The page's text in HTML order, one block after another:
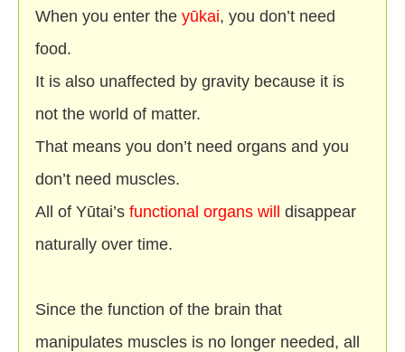
When you enter the yūkai, you don’t need
food.
It is also unaffected by gravity because it is
not the world of matter.
That means you don’t need organs and you
don’t need muscles.
All of Yūtai’s functional organs will
disappear
naturally over time.
Since the function of the brain that
manipulates muscles is no longer needed, all